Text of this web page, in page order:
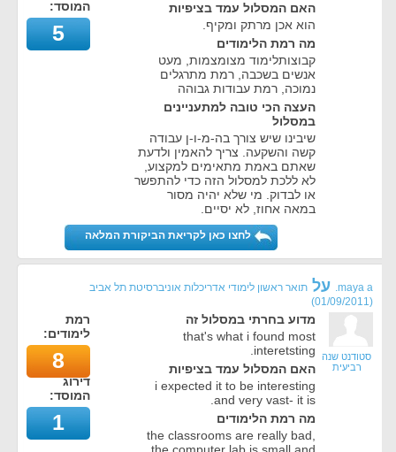
האם המסלול עמד בציפיות
הוא אכן מרתק ומקיף.
מה רמת הלימודים
קבוצותלימוד מצומצמות, מעט
אנשים בשכבה, רמת מתרגלים
נמוכה, רמת עבודות גבוהה
העצה הכי טובה למתעניינים
במסלול
שיבינו שיש צורך בה-מ-ו-ן עבודה
קשה והשקעה. צריך להאמין ולדעת
שאתם באמת מתאימים למקצוע,
לא ללכת למסלול הזה כדי להתפשר
או לבדוק. מי שלא יהיה מסור
במאה אחוז, לא יסיים.
המוסד:
5
לחצו כאן לקריאת הביקורת המלאה
maya a. על תואר ראשון לימודי אדריכלות אוניברסיטת תל אביב
(
01/09/2011
)
סטודנט שנה
רביעית
מדוע בחרתי במסלול זה
that's what i found most
interetsting.
האם המסלול עמד בציפיות
i expected it to be interesting
and very vast- it is.
מה רמת הלימודים
the classrooms are really bad,
רמת
לימודים:
8
דירוג
המוסד:
1